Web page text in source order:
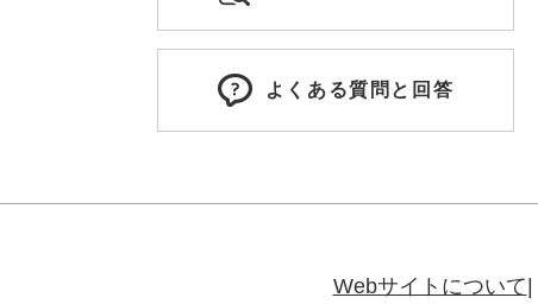
よくある質問と回答
Webサイトについて